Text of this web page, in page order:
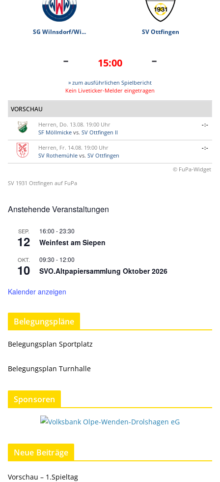
SG Wilnsdorf/Wi... SV Ottfingen
- 15:00 -
» zum ausführlichen Spielbericht
Kein Liveticker-Melder eingetragen
VORSCHAU
Herren, Do. 13.08. 19:00 Uhr
SF Möllmicke vs. SV Ottfingen II
-:-
Herren, Fr. 14.08. 19:00 Uhr
SV Rothemühle vs. SV Ottfingen
-:-
© FuPa-Widget
SV 1931 Ottfingen auf FuPa
Anstehende Veranstaltungen
SEP.
12
16:00 -23:30
Weinfest am Siepen
OKT.
10
09:30 - 12:00
SVO.Altpapiersammlung Oktober 2026
Kalender anzeigen
Belegungspläne
Belegungsplan Sportplatz
Belegungsplan Turnhalle
Sponsoren
Neue Beiträge
Vorschau – 1.Spieltag